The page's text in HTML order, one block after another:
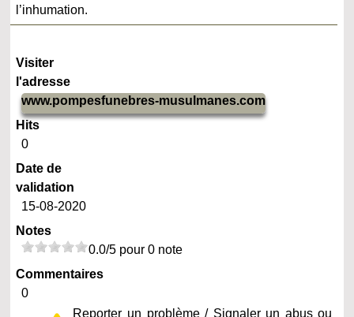
l’inhumation.
Visiter
l'adresse
www.pompesfunebres-musulmanes.com
Hits
0
Date de
validation
15-08-2020
Notes
0.0/5 pour 0 note
Commentaires
0
Reporter un problème / Signaler un abus ou